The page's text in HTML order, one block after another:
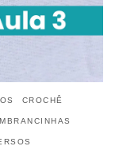
CROCHÊ